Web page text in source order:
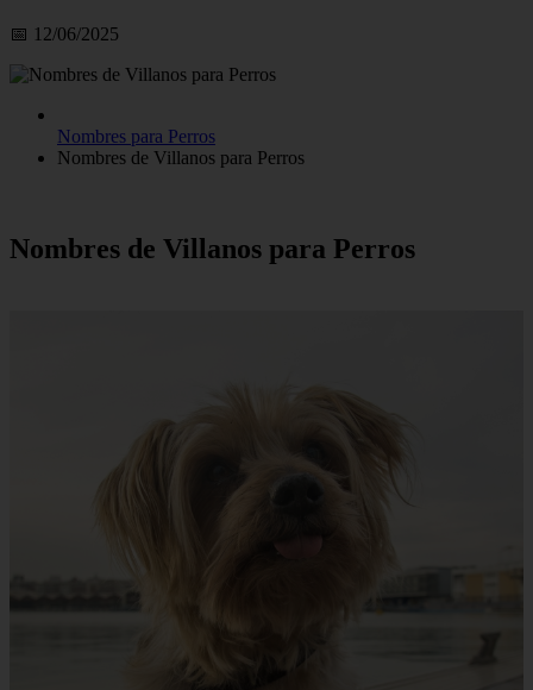
📅 12/06/2025
Nombres para Perros
Nombres de Villanos para Perros
Nombres de Villanos para Perros